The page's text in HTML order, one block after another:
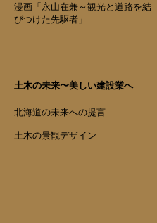
漫画「永山在兼～観光と道路を結
びつけた先駆者」
土木の未来〜美しい建設業へ
北海道の未来への提言
土木の景観デザイン